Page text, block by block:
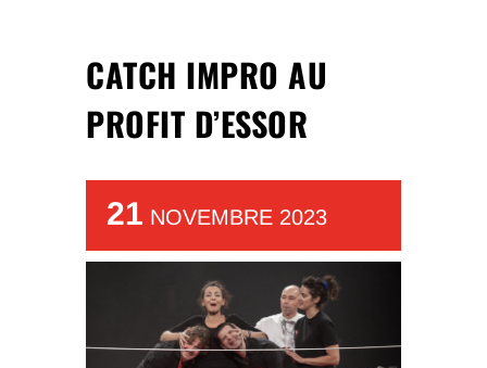
CATCH IMPRO AU
PROFIT D’ESSOR
21 NOVEMBRE 2023